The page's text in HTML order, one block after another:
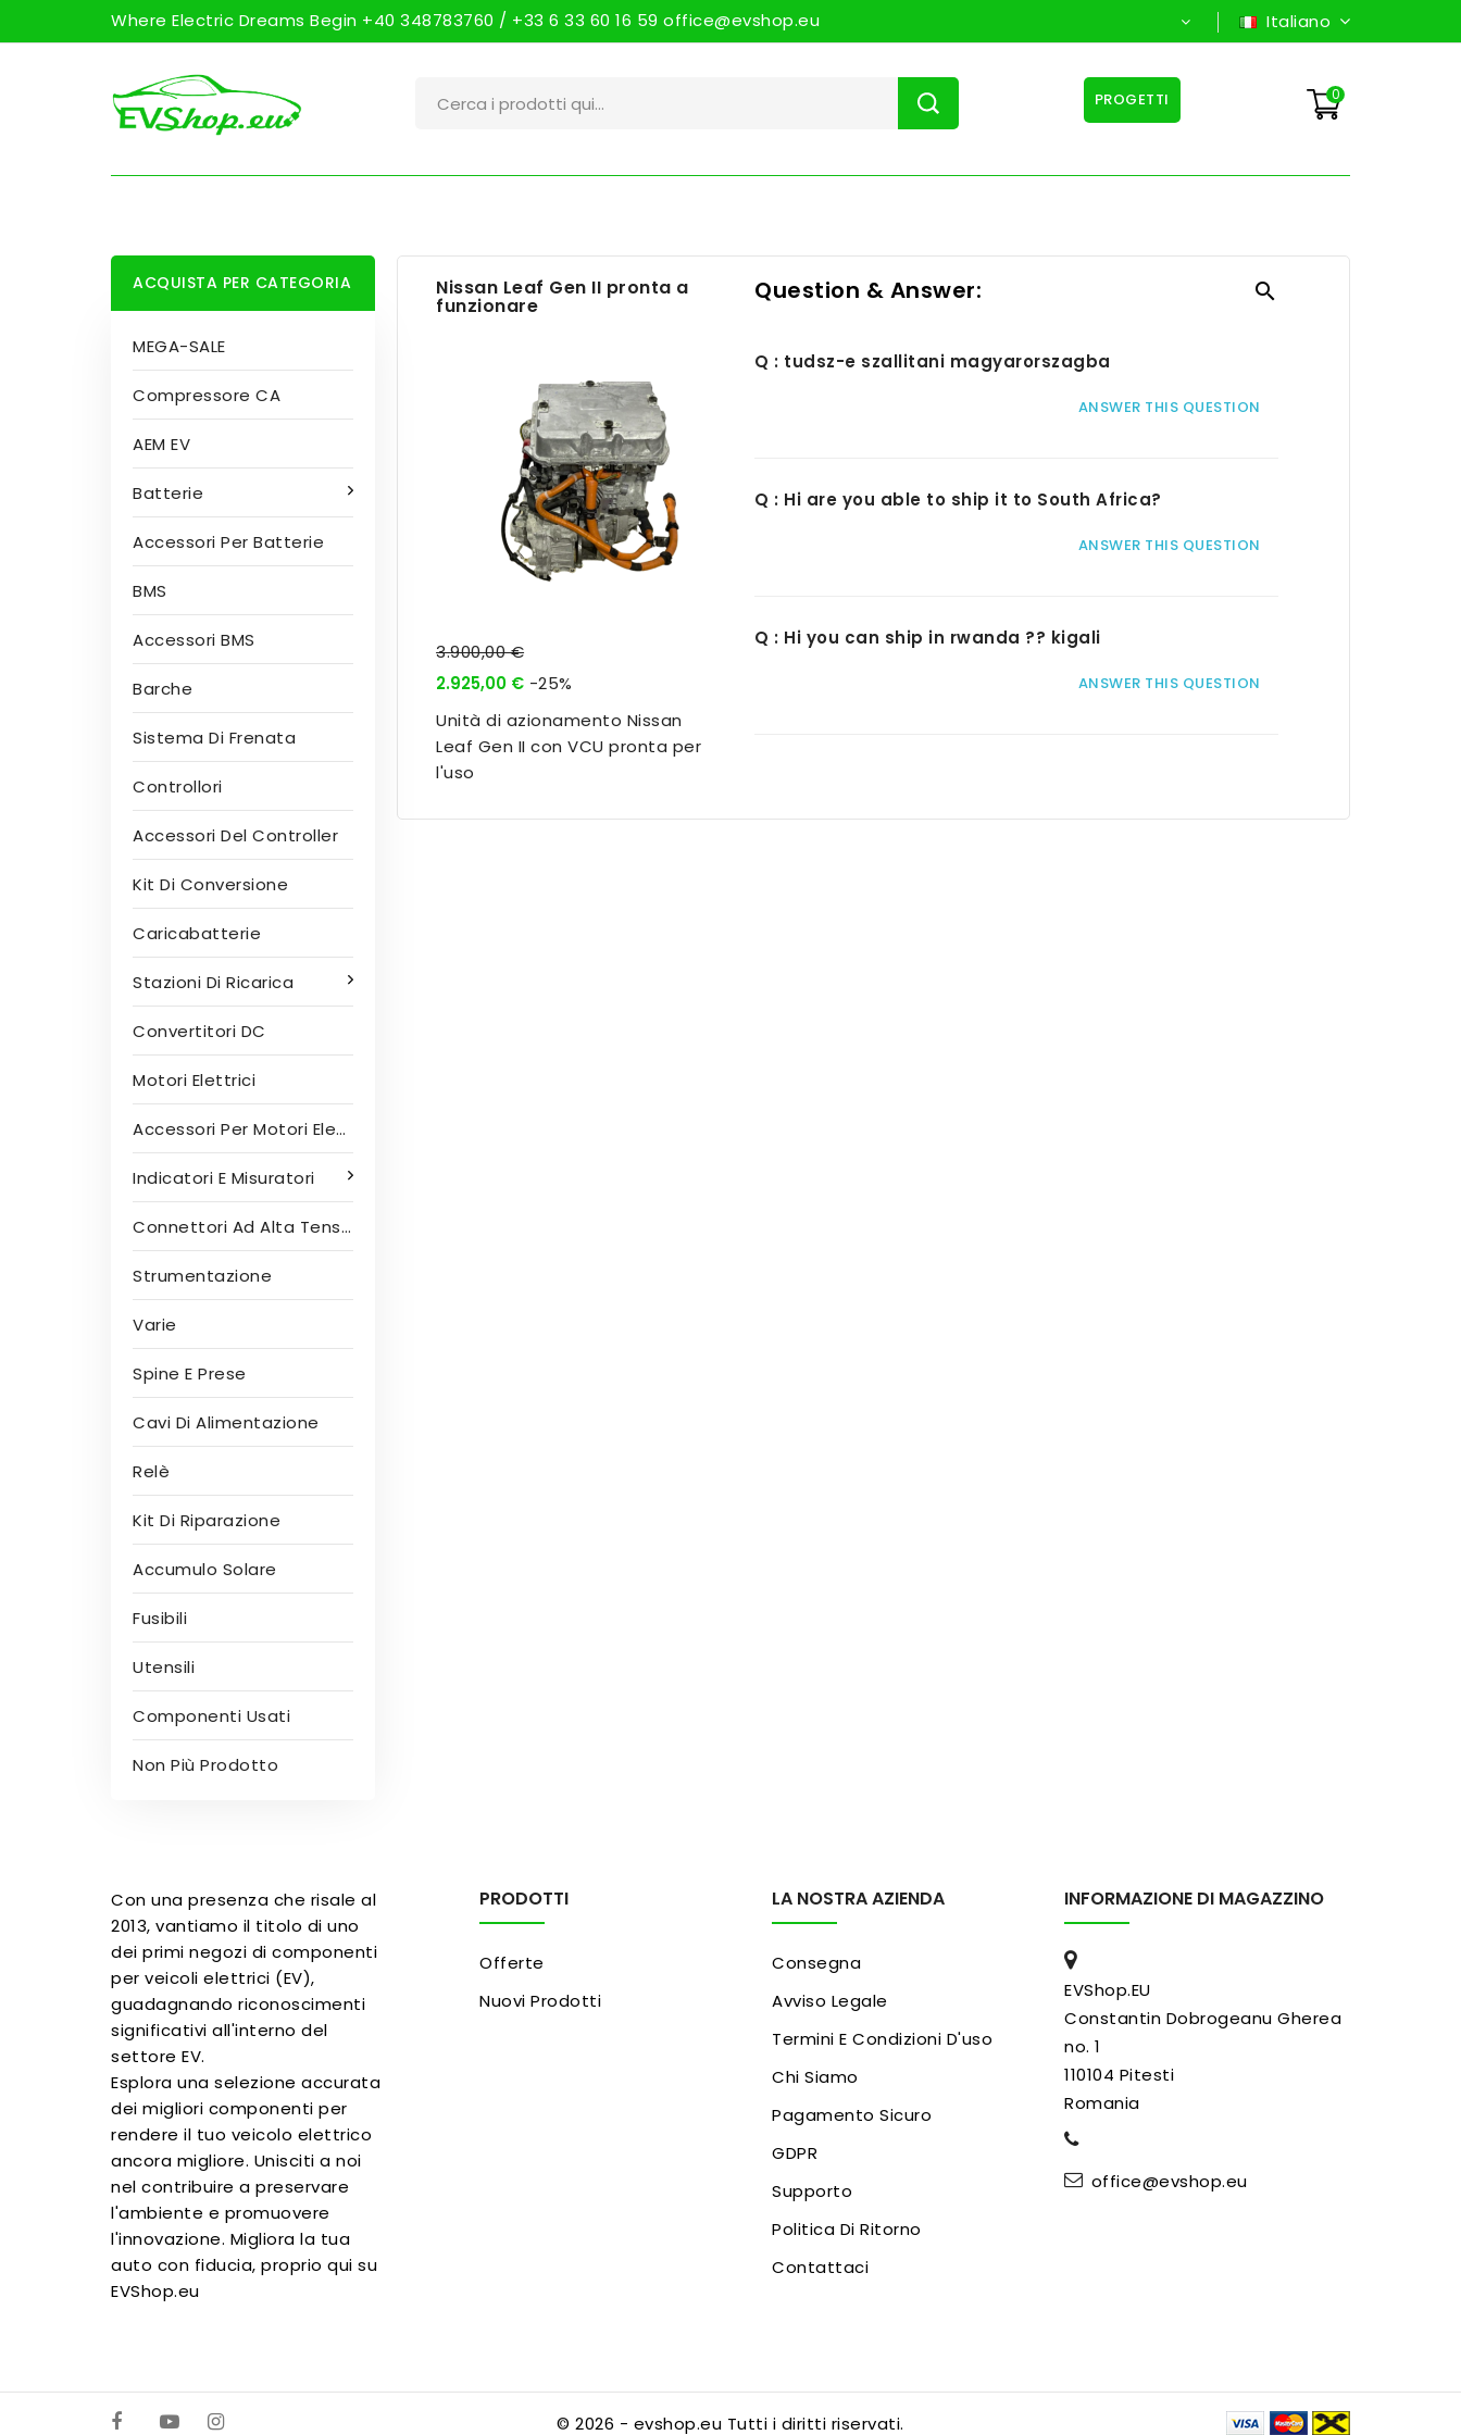
Where Electric Dreams Begin +40 348783760 / +33 6 33 60 16 59 office@evshop.eu Italiano
0
PROGETTI
ACQUISTA PER CATEGORIA
MEGA-SALE
Compressore CA
AEM EV
Batterie
Accessori Per Batterie
BMS
Accessori BMS
Barche
Sistema Di Frenata
Controllori
Accessori Del Controller
Kit Di Conversione
Caricabatterie
Stazioni Di Ricarica
Convertitori DC
Motori Elettrici
Accessori Per Motori Elettrici
Indicatori E Misuratori
Connettori Ad Alta Tensione
Strumentazione
Varie
Spine E Prese
Cavi Di Alimentazione
Relè
Kit Di Riparazione
Accumulo Solare
Fusibili
Utensili
Componenti Usati
Non Più Prodotto
Nissan Leaf Gen II pronta a
funzionare
3.900,00 €
2.925,00 € -25%
Unità di azionamento Nissan
Leaf Gen II con VCU pronta per
l'uso
Question & Answer: 
Q : tudsz-e szallitani magyarorszagba
ANSWER THIS QUESTION
Q : Hi are you able to ship it to South Africa?
ANSWER THIS QUESTION
Q : Hi you can ship in rwanda ?? kigali
ANSWER THIS QUESTION
Con una presenza che risale al
2013, vantiamo il titolo di uno
dei primi negozi di componenti
per veicoli elettrici (EV),
guadagnando riconoscimenti
significativi all'interno del
settore EV.
Esplora una selezione accurata
dei migliori componenti per
rendere il tuo veicolo elettrico
ancora migliore. Unisciti a noi
nel contribuire a preservare
l'ambiente e promuovere
l'innovazione. Migliora la tua
auto con fiducia, proprio qui su
EVShop.eu
PRODOTTI
Offerte
Nuovi Prodotti
LA NOSTRA AZIENDA
Consegna
Avviso Legale
Termini E Condizioni D'uso
Chi Siamo
Pagamento Sicuro
GDPR
Supporto
Politica Di Ritorno
Contattaci
INFORMAZIONE DI MAGAZZINO
EVShop.EU
Constantin Dobrogeanu Gherea
no. 1
110104 Pitesti
Romania
office@evshop.eu
© 2026 - evshop.eu Tutti i diritti riservati.